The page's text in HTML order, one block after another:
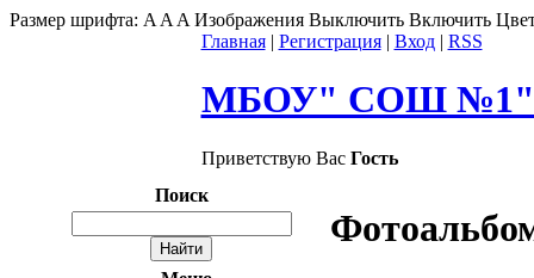
Размер шрифта: A A A Изображения Выключить Включить
Главная| Регистрация| Вход| RSS
МБОУ" СОШ №1"
Приветствую Вас Гость
Поиск